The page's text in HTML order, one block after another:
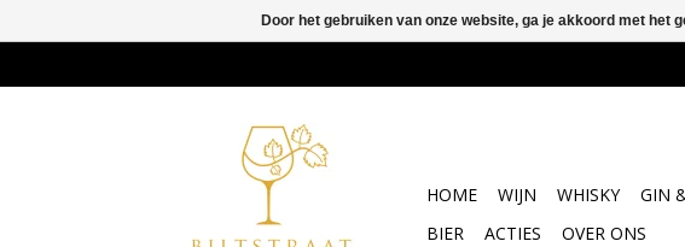
HOME WIJN WHISKY GIN
BIER
ACTIES OVER ONS
Door het gebruiken van onze website, ga je akkoord met het